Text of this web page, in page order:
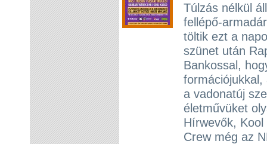
Túlzás nélkül
fellépő-
töltik ezt a
szünet után
Bankossal,
formációjukkal,
a vadonatúj
életművüket
Hírwevők,
Crew még az